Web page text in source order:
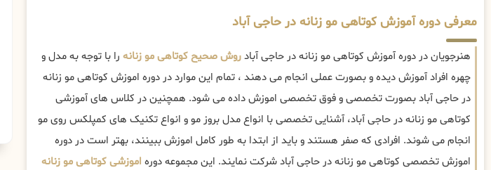
معرفی دوره آموزش کوتاهی مو زنانه در حاجی آباد
هنرجویان در دوره آموزش کوتاهی مو زنانه در حاجی آبادروش صحیح کوتاهی مو زنانه را با توجه به مدل و
چهره افراد آموزش دیده و بصورت عملی انجام می دهند ، تمام این موارد در دوره اموزش کوتاهی مو زنانه
در حاجی آباد بصورت تخصصی و فوق تخصصی اموزش داده می شود. همچنین در کلاس های آموزشی
کوتاهی مو زنانه در حاجی آباد، آشنایی تخصصی با انواع مدل بروز مو و انواع تکنیک های کمپلکس روی مو
انجام می شوند. افرادی که صفر هستند و باید از ابتدا به طور کامل اموزش ببینند، بهتر است در دوره
اموزش تخصصی کوتاهی مو زنانه در حاجی آباد شرکت نمایند. این مجموعه دوره اموزشی کوتاهی مو زنانه